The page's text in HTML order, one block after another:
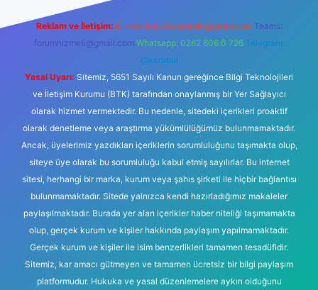
Reklam ve İletişim: E-mail: backlinkpaneli@gmail.com Teams:
forumhizmeti@gmail.com Whatsapp: 0262 606 0 726 Telegram:
@karabul
Yasal Uyarı: Sitemiz, 5651 Sayılı Kanun gereğince Bilgi Teknolojileri
ve İletişim Kurumu (BTK) tarafından onaylanmış bir Yer Sağlayıcı
olarak hizmet vermektedir. Bu nedenle, sitedeki içerikleri proaktif
olarak denetleme veya araştırma yükümlülüğümüz bulunmamaktadır.
Ancak, üyelerimiz yazdıkları içeriklerin sorumluluğunu taşımakta olup,
siteye üye olarak bu sorumluluğu kabul etmiş sayılırlar. Bu internet
sitesi, herhangi bir marka, kurum veya şahıs şirketi ile hiçbir bağlantısı
bulunmamaktadır. Sitede yalnızca kendi hazırladığımız makaleler
paylaşılmaktadır. Burada yer alan içerikler haber niteliği taşımamakta
olup, gerçek kurum ve kişiler hakkında paylaşım yapılmamaktadır.
Gerçek kurum ve kişiler ile isim benzerlikleri tamamen tesadüfidir.
Sitemiz, kar amacı gütmeyen ve tamamen ücretsiz bir bilgi paylaşım
platformudur. Hukuka ve yasal düzenlemelere aykırı olduğunu